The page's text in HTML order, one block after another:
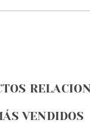
VENDIDOS